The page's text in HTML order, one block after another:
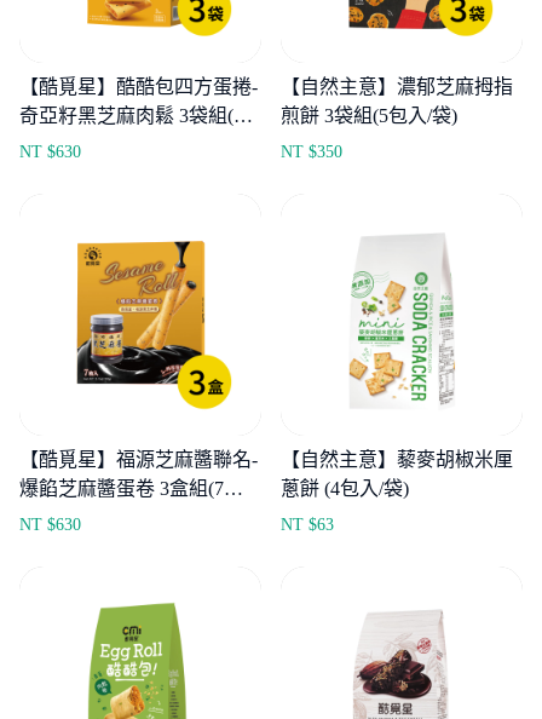
【酷覓星】酷酷包四方蛋捲-
奇亞籽黑芝麻肉鬆 3袋組(3
盒入/袋)
NT $630
【自然主意】濃郁芝麻拇指
煎餅 3袋組(5包入/袋)
NT $350
【酷覓星】福源芝麻醬聯名-
爆餡芝麻醬蛋卷 3盒組(7入/
盒)
NT $630
【自然主意】藜麥胡椒米厘
蔥餅 (4包入/袋)
NT $63